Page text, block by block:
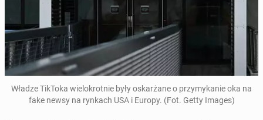
Władze TikToka wie­lo­krot­nie były oskar­ża­ne o przy­my­ka­nie oka na
fake newsy na rynkach USA i Europy. (Fot. Getty Images)